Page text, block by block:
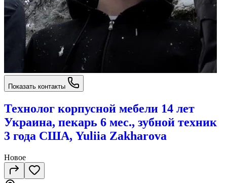
Показать контакты
Технолог корпусной мебели 14 лет
Украина, пекарь 6 мес., зубной техник
3 года США, Yuliia Zakharova
Новое